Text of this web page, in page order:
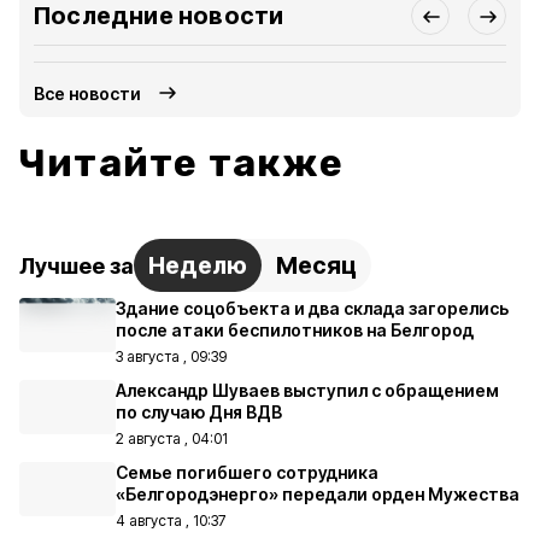
Последние новости
Все новости
Читайте также
Лучшее за Неделю Месяц
Здание соцобъекта и два склада загорелись
после атаки беспилотников на Белгород
3 августа , 09:39
Александр Шуваев выступил с обращением
по случаю Дня ВДВ
2 августа , 04:01
Семье погибшего сотрудника
«Белгородэнерго» передали орден Мужества
4 августа , 10:37